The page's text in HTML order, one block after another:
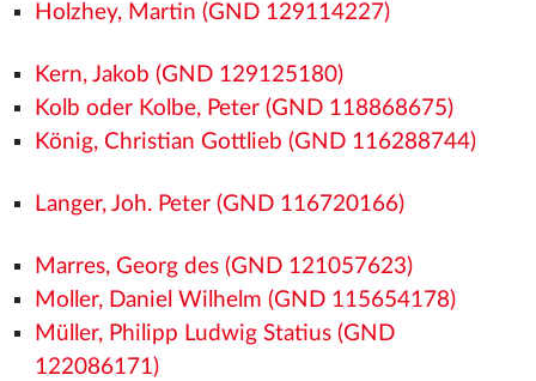
Holzhey, Martin (GND 129114227)
Kern, Jakob (GND 129125180)
Kolb oder Kolbe, Peter (GND 118868675)
König, Christian Gottlieb (GND 116288744)
Langer, Joh. Peter (GND 116720166)
Marres, Georg des (GND 121057623)
Moller, Daniel Wilhelm (GND 115654178)
Müller, Philipp Ludwig Statius (GND
122086171)